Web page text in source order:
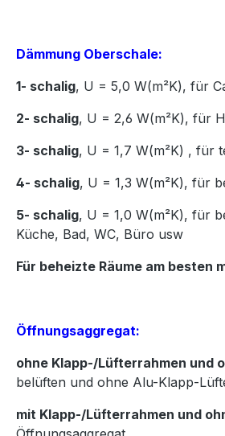
Dämmung Oberschale:
1- schalig, U = 5,0 W(m²K), für
2- schalig, U = 2,6 W(m²K), für
3- schalig, U = 1,7 W(m²K) , für
4- schalig, U = 1,3 W(m²K), für
5- schalig, U = 1,0 W(m²K), für
Küche, Bad, WC, Büro usw
Für beheizte Räume am besten
Öffnungsaggregat:
ohne Klapp-/Lüfterrahmen und
belüften und ohne Alu-Klapp-
mit Klapp-/Lüfterrahmen und